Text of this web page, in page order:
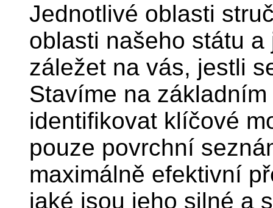
Jednotlivé oblasti
oblasti našeho státu
záležet na vás, jestli
Stavíme na
identifikovat klíčové
pouze povrchní
maximálně efektivní
jaké jsou jeho silné a